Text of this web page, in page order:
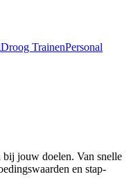
Droog TrainenPersonal
bij jouw doelen. Van snelle
en stap-